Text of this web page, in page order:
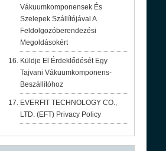
Vákuumkomponensek És
Szelepek Szállítójával A
Feldolgozóberendezési
Megoldásokért
Küldje El Érdeklődését Egy
Tajvani Vákuumkomponens-
Beszállítóhoz
EVERFIT TECHNOLOGY CO.,
LTD. (EFT) Privacy Policy